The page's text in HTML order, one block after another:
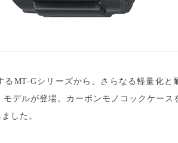
るMT-Gシリーズから、さらなる軽量化と
モデルが登場。カーボンモノコックケース
した。